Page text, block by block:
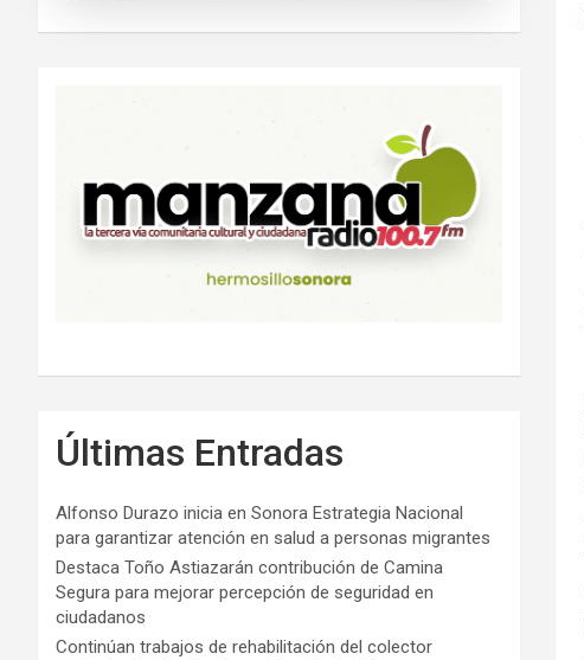
Últimas Entradas
Alfonso Durazo inicia en Sonora Estrategia Nacional
para garantizar atención en salud a personas migrantes
Destaca Toño Astiazarán contribución de Camina
Segura para mejorar percepción de seguridad en
ciudadanos
Continúan trabajos de rehabilitación del colector